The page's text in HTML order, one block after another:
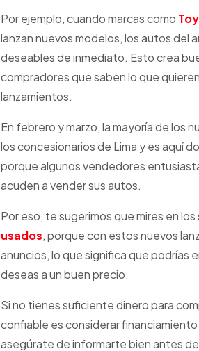
Por ejemplo, cuando marcas como
lanzan nuevos modelos, los autos del
deseables de inmediato. Esto crea
compradores que saben lo que
lanzamientos.
En febrero y marzo, la mayoría de los
los concesionarios de Lima y es aquí
porque algunos vendedores
acuden a vender sus autos.
Por eso, te sugerimos que mires en
usados, porque con estos nuevos
anuncios, lo que significa que podrías
deseas a un buen precio.
Si no tienes suficiente dinero para
confiable es considerar
asegúrate de informarte bien antes